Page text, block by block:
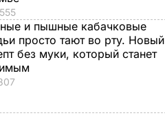
и пышные кабачковые
просто тают во рту. Новый
без муки, который станет